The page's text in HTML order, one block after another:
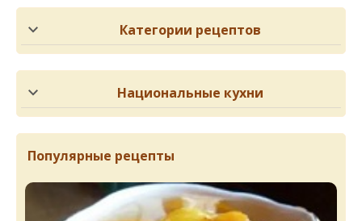
Категории рецептов
Национальные кухни
Популярные рецепты